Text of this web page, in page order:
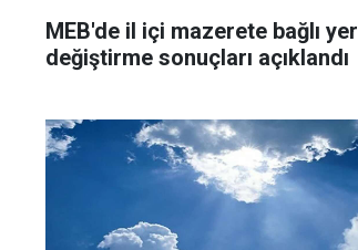
MEB'de il içi mazerete bağlı yer
değiştirme sonuçları açıklandı